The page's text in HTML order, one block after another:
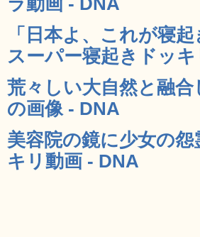
「日本よ、これが寝
スーパー寝起きドッ
荒々しい大自然と融
の画像 - DNA
美容院の鏡に少女の
キリ動画 - DNA